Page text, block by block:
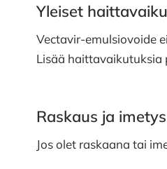
Yleiset
Vectavir-emulsiovoide
Lisää haittavaikutuksia
Raskaus ja
Jos olet raskaana tai